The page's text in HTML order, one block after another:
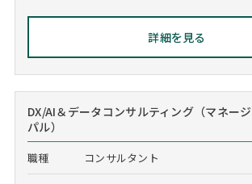
詳細を見る
DX/AI＆データコンサルティング（マネー
パル）
職種 コンサルタント